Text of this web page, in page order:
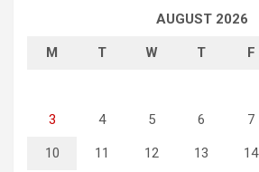
AUGUST 2026
M T W T F
3 4 5 6 7
10 11 12 13 14